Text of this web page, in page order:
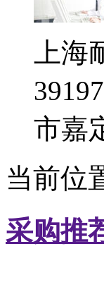
上
市嘉
当前位
采购推